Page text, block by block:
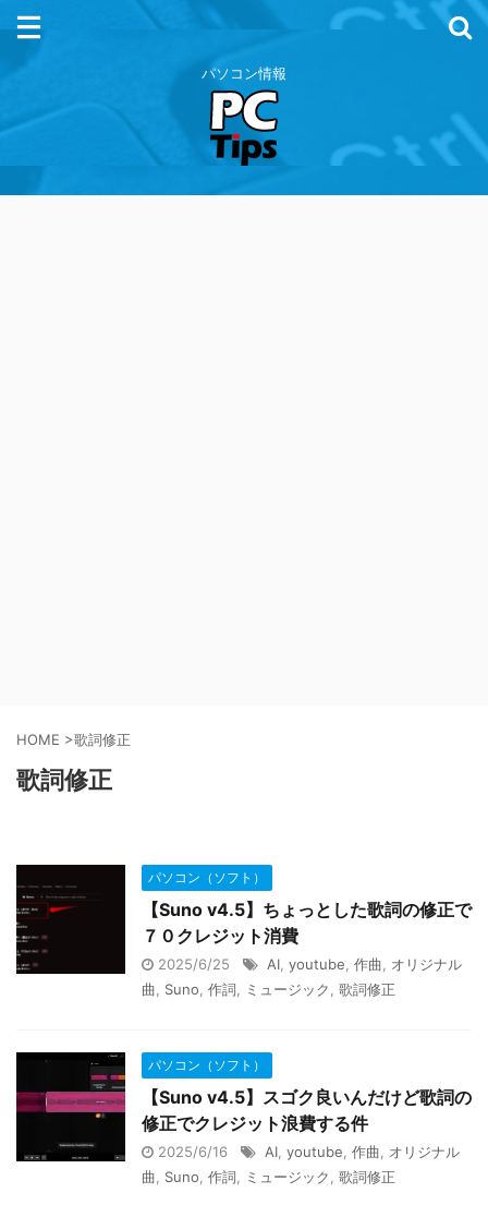
パソコン情報
HOME >歌詞修正
歌詞修正
パソコン（ソフト）
【Suno v4.5】ちょっとした歌詞の修正で
７０クレジット消費
2025/6/25 AI youtube 作曲
オリジナル
曲
Suno 作詞 ミュージック 歌詞修正
パソコン（ソフト）
【Suno v4.5】スゴク良いんだけど歌詞の
修正でクレジット浪費する件
2025/6/16 AI youtube 作曲
オリジナル
曲
Suno 作詞 ミュージック 歌詞修正